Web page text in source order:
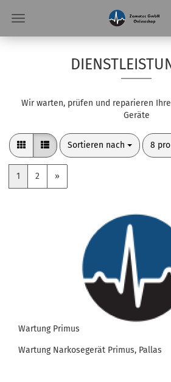
Wir warten, prüfen und reparieren
Geräte
Sortieren nach
Sortieren nach 8
pro
1 2 »
Wartung Primus
Wartung Narkosegerät Primus, Pallas